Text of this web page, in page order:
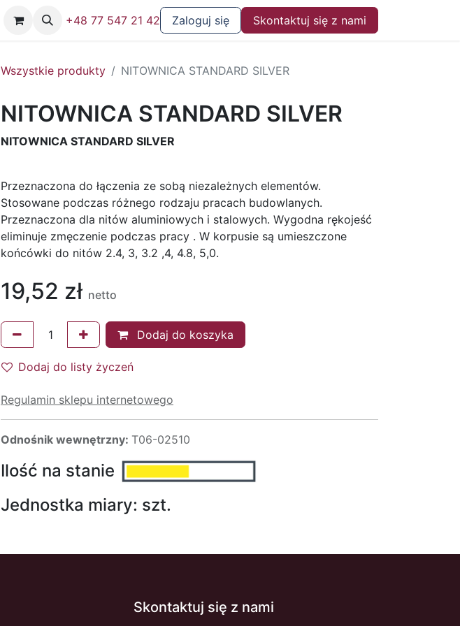
+48 77 547 21 42 Zaloguj się Skontaktuj się z nami
Wszystkie produkty NITOWNICA STANDARD SILVER
NITOWNICA STANDARD SILVER
NITOWNICA STANDARD SILVER
Przeznaczona do łączenia ze sobą niezależnych elementów.
Stosowane podczas różnego rodzaju pracach budowlanych.
Przeznaczona dla nitów aluminiowych i stalowych. Wygodna rękojeść
eliminuje zmęczenie podczas pracy . W korpusie są umieszczone
końcówki do nitów 2.4, 3, 3.2 ,4, 4.8, 5,0.
19,52 zł netto
Dodaj do koszyka
Dodaj do listy życzeń
Regulamin sklepu internetowego
Odnośnik wewnętrzny: T06-02510
Ilość na stanie
Jednostka miary: szt.
Skontaktuj się z nami